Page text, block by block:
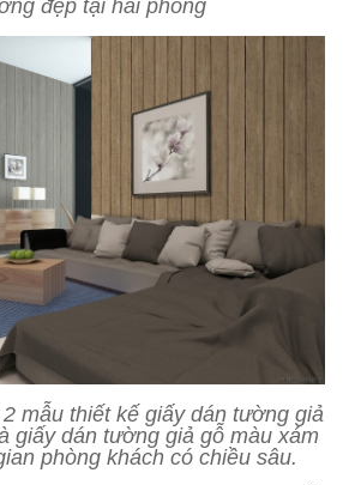
đẹp tại hải phòng
mẫu thiết kế giấy dán tường giả
giấy dán tường giả gỗ màu xám
phòng khách có chiều sâu.